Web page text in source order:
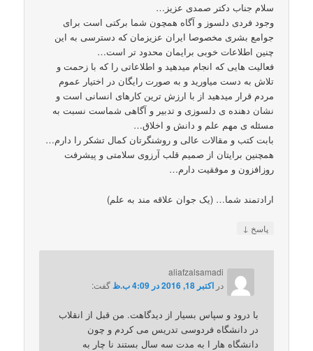
سلام جناب دکتر صمدی عزیز…
وجود فردی دلسوز و آگاه همچون شما برکتی است برای
جوامع بشری مخصوصا ایران عزیزمان که دسترسی به این
چنین اطلاعات خوبی برایمان محدود تر است…
فعالیت هایی که انجام میدهید و اطلاعاتی را که با زحمت و
تلاش به دست میاورید و به صورت رایگان در اختیار عموم
مردم قرار میدهید از با ارزش ترین کارهای انسانی است و
نشان دهنده ی دلسوزی و تدبیر و آگاهی شماست نسبت به
مسئله ی مهم علم و دانش و اخلاق…
بابت کتب و مقالات عالی و روشنگرتان کمال تشکر را دارم…
همچنین برایتان از صمیم قلب آرزوی سلامتی و پیشرفت
روزافزون و موفقیت دارم…
ارادتمند شما… (یک جوان علاقه مند به علم)
پاسخ ↓
aliafzalsamadi
دراکتبر 18, 2016 در 4:09 ب.ظ گفت:
با درود و سپاس بسیار از دیدگاهت. من قبل از انقلاب
در دانشگاه فردوسی تدریس می کردم و چون
دانشگاه هار ا به مدت سه سال بستند نا چار به